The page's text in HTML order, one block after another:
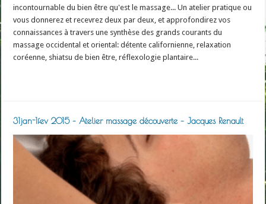
incontournable du bien être qu'est le massage... Un atelier pratique ou
vous donnerez et recevrez deux par deux, et approfondirez vos
connaissances à travers une synthèse des grands courants du
massage occidental et oriental: détente californienne, relaxation
coréenne, shiatsu de bien être, réflexologie plantaire...
31jan-1fev 2015 – Atelier massage découverte – Jacques Renault